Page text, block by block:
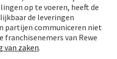
op te voeren, heeft de
de leveringen
partijen communiceren niet
van Rewe
van zaken.